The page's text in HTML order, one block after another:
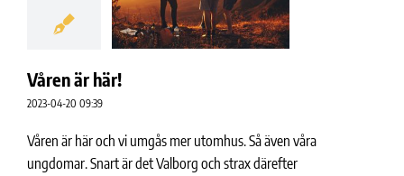
Våren är här!
2023-04-20 09:39
Våren är här och vi umgås mer utomhus. Så även våra
ungdomar. Snart är det Valborg och strax därefter